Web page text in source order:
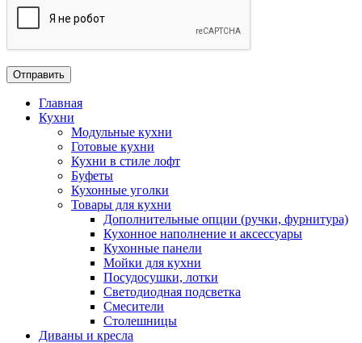
Главная
Кухни
Модульные кухни
Готовые кухни
Кухни в стиле лофт
Буфеты
Кухонные уголки
Товары для кухни
Дополнительные опции (ручки, фурнитура)
Кухонное наполнение и аксессуары
Кухонные панели
Мойки для кухни
Посудосушки, лотки
Светодиодная подсветка
Смесители
Столешницы
Диваны и кресла